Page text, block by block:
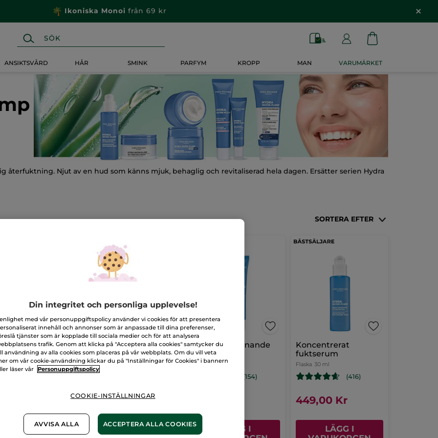
Ikoniska Monoi från 69 kr
ANSIKTSVÅRD HÅR SMINK PARFYM KROPP MAN VARUMÄRKET
återfuktning. Njut av en hud som känns mjuk, behaglig och revitaliserad hela dagen. Ersätter serien Hydra
SORTERA EFTER
50 ml
LÄGG I
3-i-1: dag-& nattkräm
+ nattmask
Burk 75 ml
289,00 Kr 479,00 Kr
LÄGG I
Fyllig och lugnande
kräm
Tub 40 ml
(154)
LÄGG I
Koncentrerat
fuktserum
Flaska 30 ml
(416)
449,00 Kr
LÄGG I
Din integritet och personliga upplevelse!
med vår personuppgiftspolicy använder vi cookies för att presentera
innehåll och annonser som är anpassade till dina preferenser,
tjänster som är kopplade till sociala medier och för att analysera
trafik. Genom att klicka på "Acceptera alla cookies" samtycker du
användning av alla cookies som placeras på vår webbplats. Om du vill veta
om vår cookie-användning klickar du på "Inställningar för Cookies" i bannern
läser vår
Personuppgiftspolicy
COOKIE-INSTÄLLNINGAR
AVVISA ALLA ACCEPTERA ALLA COOKIES